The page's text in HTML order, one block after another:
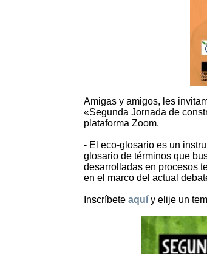
Amigas y amigos, les
«Segunda Jornada de
plataforma Zoom.
- El eco-glosario es un
glosario de términos que
desarrolladas en procesos
en el marco del actual
Inscríbete aquí y elije un